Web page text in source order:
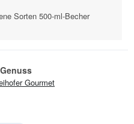
Sorten 500-ml-Becher
Gourmet